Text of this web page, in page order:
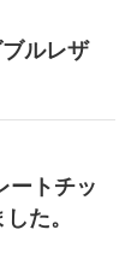
ルレザ
ートチッ
た。